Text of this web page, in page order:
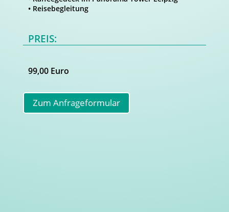
• Reisebegleitung
PREIS:
99,00 Euro
Zum Anfrageformular